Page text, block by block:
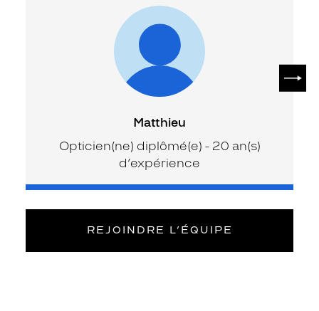
Matthieu
Opticien(ne) diplômé(e) - 20 an(s)
d’expérience
REJOINDRE L’ÉQUIPE